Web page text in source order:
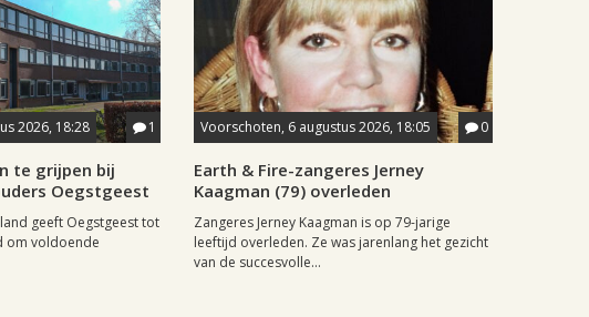
2026, 18:28 1
te grijpen bij
Oegstgeest
geeft Oegstgeest tot
om voldoende
Voorschoten, 6 augustus 2026, 18:05 0
Earth & Fire-zangeres Jerney
Kaagman (79) overleden
Zangeres Jerney Kaagman is op 79-jarige
leeftijd overleden. Ze was jarenlang het gezicht
van de succesvolle...